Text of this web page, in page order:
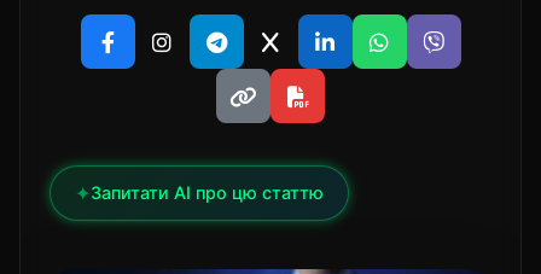
✦Запитати AI про цю статтю